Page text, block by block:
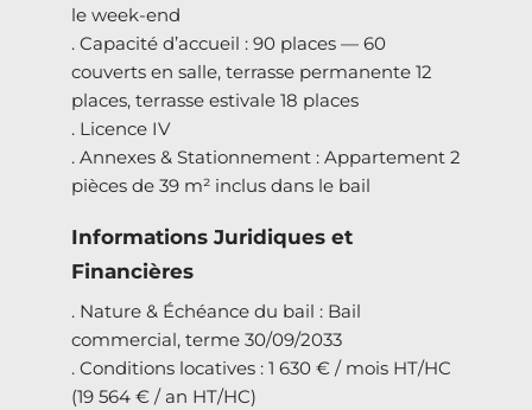
le week-end
. Capacité d’accueil : 90 places — 60
couverts en salle, terrasse permanente 12
places, terrasse estivale 18 places
. Licence IV
. Annexes & Stationnement : Appartement 2
pièces de 39 m² inclus dans le bail
Informations Juridiques et
Financières
. Nature & Échéance du bail : Bail
commercial, terme 30/09/2033
. Conditions locatives : 1 630 € / mois HT/HC
(19 564 € / an HT/HC)